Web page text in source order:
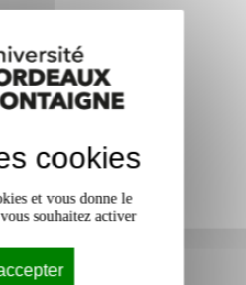
cookies
et vous donne le
souhaitez activer